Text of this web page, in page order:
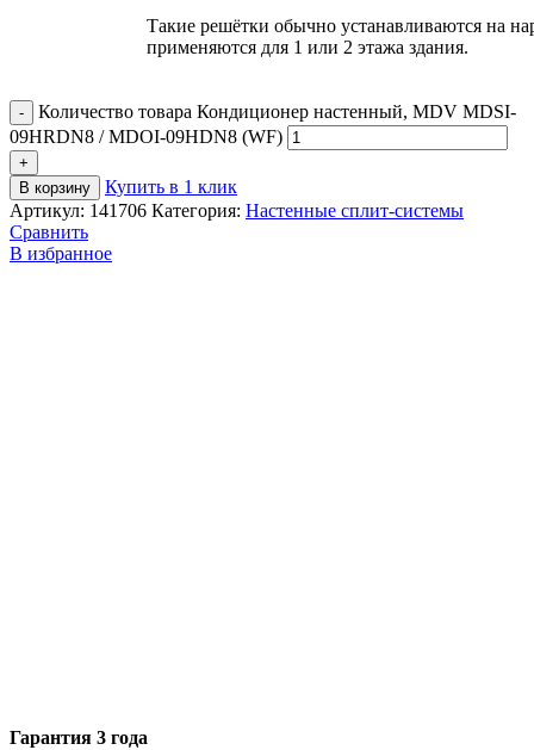
Такие решётки обычно устанавливаются на
применяются для 1 или 2 этажа здания.
Количество товара Кондиционер настенный, MDV MDSI-
09HRDN8 / MDOI-09HDN8 (WF)
В корзину
Купить в 1 клик
Артикул: 141706 Категория: Настенные сплит-системы
Сравнить
В избранное
Гарантия 3 года